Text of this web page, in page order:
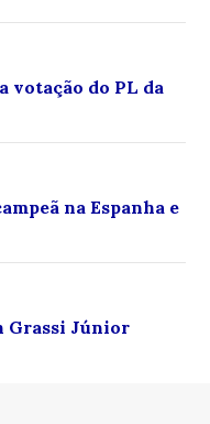
votação do PL da
na Espanha e
Grassi Júnior